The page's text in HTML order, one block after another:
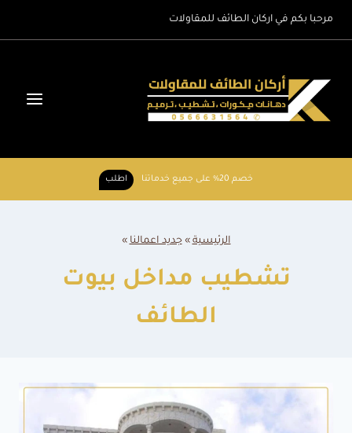
مرحبا بكم في اركان الطائف للمقاولات
خصم 20% على جميع خدماتنا اطلب
الرئيسية »جديد اعمالنا »
تشطيب مداخل بيوت
الطائف